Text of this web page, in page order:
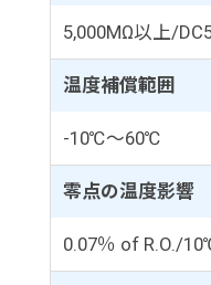
5,000MΩ以上/
温度補償範囲
-10℃～60℃
零点の温度影響
0.07％ of R.O./